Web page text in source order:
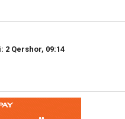
2 Qershor, 09:14